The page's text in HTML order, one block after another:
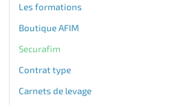
Les formations
Boutique AFIM
Securafim
Contrat type
Carnets de levage